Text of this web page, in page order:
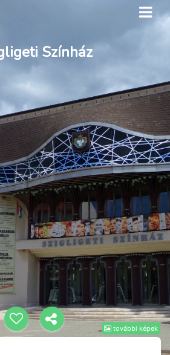
további képek
Színház